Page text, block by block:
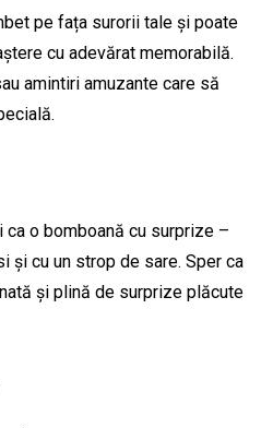
pe fața surorii tale și poate
cu adevărat memorabilă.
amintiri amuzante care să
ca o bomboană cu surprize –
și cu un strop de sare. Sper ca
și plină de surprize plăcute